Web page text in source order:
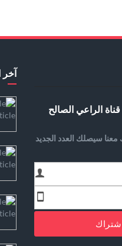
الراعي الصالح
سيصلك العدد الجديد
آخر